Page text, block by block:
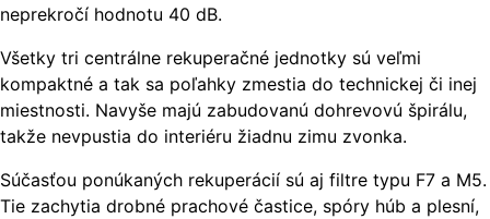
neprekročí hodnotu 40 dB.
Všetky tri centrálne rekuperačné jednotky sú veľmi
kompaktné a tak sa poľahky zmestia do technickej či inej
miestnosti. Navyše majú zabudovanú dohrevovú špirálu,
takže nevpustia do interiéru žiadnu zimu zvonka.
Súčasťou ponúkaných rekuperácií sú aj filtre typu F7 a M5.
Tie zachytia drobné prachové častice, spóry húb a plesní,